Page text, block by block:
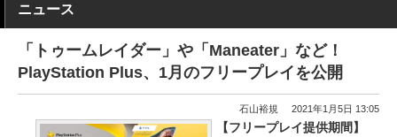
ニュース
「トゥームレイダー」や「Maneater」など！
PlayStation Plus、1月のフリープレイを公開
石山裕規 2021年1月5日 13:05
【フリープレイ提供期間】